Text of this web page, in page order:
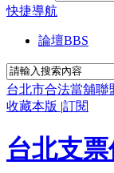
快捷導航
論壇BBS
台北市合法當舖聯
收藏本版 |訂閱
台北支